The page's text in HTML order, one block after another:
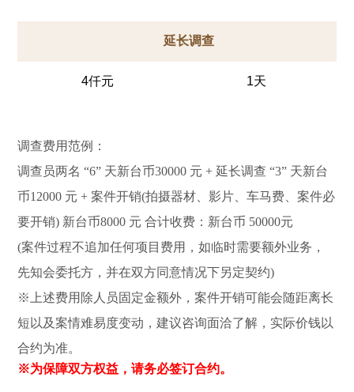
延长调查
4仟元 1天
调查费用范例：
调查员两名 “6” 天新台币30000 元 + 延长调查 “3” 天新台
币12000 元 + 案件开销(拍摄器材、影片、车马费、案件必
要开销) 新台币8000 元 合计收费：新台币 50000元
(案件过程不追加任何项目费用，如临时需要额外业务，
先知会委托方，并在双方同意情况下另定契约)
※上述费用除人员固定金额外，案件开销可能会随距离长
短以及案情难易度变动，建议咨询面洽了解，实际价钱以
合约为准。
※为保障双方权益，请务必签订合约。